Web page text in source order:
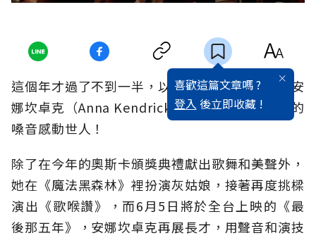
喜歡這篇文章嗎 ?
登入 後立即收藏 !
這個年才過了不到一半，以歌聲聞名的美國女星安
娜坎卓克（Anna Kendrick）就要以她優美高亢的
嗓音感動世人！
除了在今年的奧斯卡頒獎典禮獻出歌舞和美聲外，
她在《魔法黑森林》裡扮演灰姑娘，接著再度挑樑
演出《歌喉讚》，而6月5日將於全台上映的《最
後那五年》，安娜坎卓克再展長才，用聲音和演技